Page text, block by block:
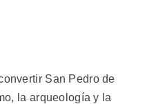
San Pedro de
la arqueología y la